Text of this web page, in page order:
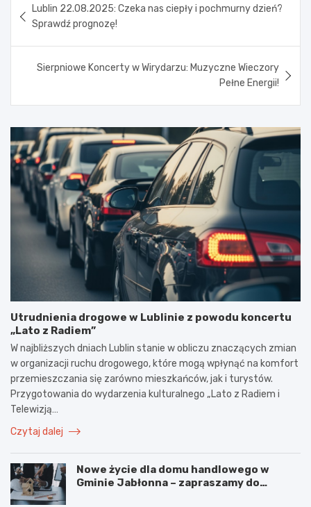
wpisu
Lublin 22.08.2025: Czeka nas ciepły i pochmurny dzień?
Sprawdź prognozę!
Sierpniowe Koncerty w Wirydarzu: Muzyczne Wieczory
Pełne Energii!
Utrudnienia drogowe w Lublinie z powodu koncertu
„Lato z Radiem”
W najbliższych dniach Lublin stanie w obliczu znaczących zmian
w organizacji ruchu drogowego, które mogą wpłynąć na komfort
przemieszczania się zarówno mieszkańców, jak i turystów.
Przygotowania do wydarzenia kulturalnego „Lato z Radiem i
Telewizją…
Czytaj dalej
Nowe życie dla domu handlowego w
Gminie Jabłonna – zapraszamy do